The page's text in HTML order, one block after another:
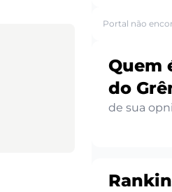
Portal não
Quem
do
de sua